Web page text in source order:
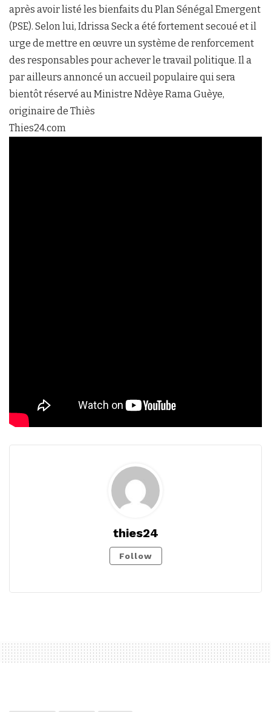
après avoir listé les bienfaits du Plan Sénégal Emergent
(PSE). Selon lui, Idrissa Seck a été fortement secoué et il
urge de mettre en œuvre un système de renforcement
des responsables pour achever le travail politique. Il a
par ailleurs annoncé un accueil populaire qui sera
bientôt réservé au Ministre Ndèye Rama Guèye,
originaire de Thiès
Thies24.com
thies24
Follow